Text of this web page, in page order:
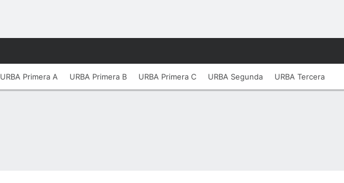
URBA Primera A URBA Primera B URBA Primera C URBA Segunda URBA Tercera